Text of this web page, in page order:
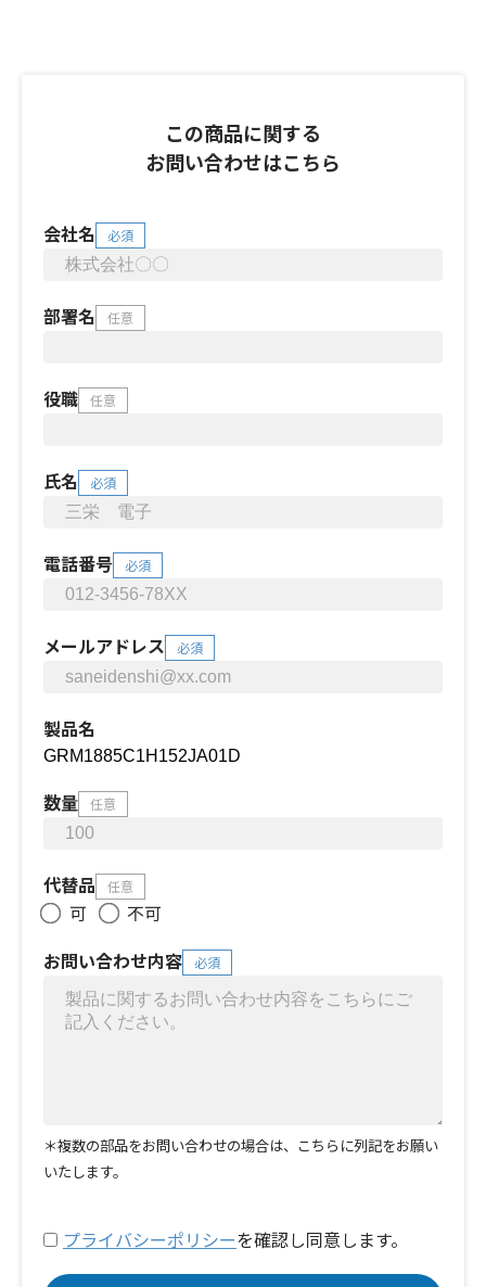
この商品に関する
お問い合わせはこちら
会社名 必須
部署名 任意
役職 任意
氏名 必須
電話番号 必須
メールアドレス 必須
製品名
数量 任意
代替品 任意
可
不可
お問い合わせ内容
必須
＊複数の部品をお問い合わせの場合は、こちらに列記をお願い
いたします。
プライバシーポリシーを確認し同意します。